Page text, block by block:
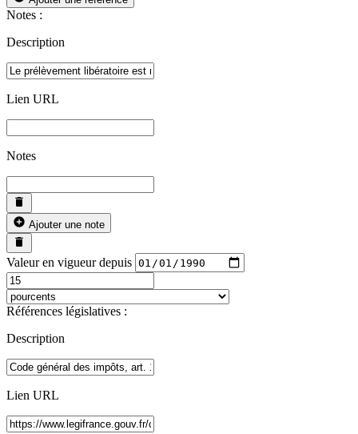
Notes :
Description
Lien URL
Notes
Ajouter une note
Valeur en vigueur depuis
Références législatives :
Description
Lien URL